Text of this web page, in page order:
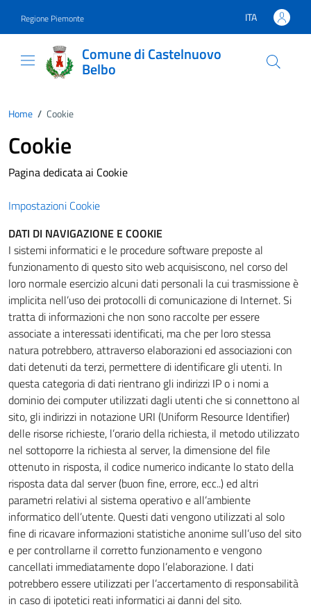
Regione Piemonte Lingua attiva:
ITA
Comune di Castelnuovo
Belbo
Home / Cookie
Cookie
Pagina dedicata ai Cookie
Impostazioni Cookie
DATI DI NAVIGAZIONE E COOKIE
I sistemi informatici e le procedure software preposte al
funzionamento di questo sito web acquisiscono, nel corso del
loro normale esercizio alcuni dati personali la cui trasmissione è
implicita nell’uso dei protocolli di comunicazione di Internet. Si
tratta di informazioni che non sono raccolte per essere
associate a interessati identificati, ma che per loro stessa
natura potrebbero, attraverso elaborazioni ed associazioni con
dati detenuti da terzi, permettere di identificare gli utenti. In
questa categoria di dati rientrano gli indirizzi IP o i nomi a
dominio dei computer utilizzati dagli utenti che si connettono al
sito, gli indirizzi in notazione URI (Uniform Resource Identifier)
delle risorse richieste, l’orario della richiesta, il metodo utilizzato
nel sottoporre la richiesta al server, la dimensione del file
ottenuto in risposta, il codice numerico indicante lo stato della
risposta data dal server (buon fine, errore, ecc..) ed altri
parametri relativi al sistema operativo e all’ambiente
informatico dell’utente. Questi dati vengono utilizzati al solo
fine di ricavare informazioni statistiche anonime sull’uso del sito
e per controllarne il corretto funzionamento e vengono
cancellati immediatamente dopo l’elaborazione. I dati
potrebbero essere utilizzati per l’accertamento di responsabilità
in caso di ipotetici reati informatici ai danni del sito.